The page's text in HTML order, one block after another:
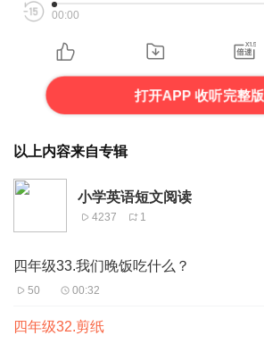
00:00
打开APP 收听完整版
以上内容来自专辑
小学英语短文阅读
4237 1
四年级33.我们晚饭吃什么？
50 00:32
四年级32.剪纸